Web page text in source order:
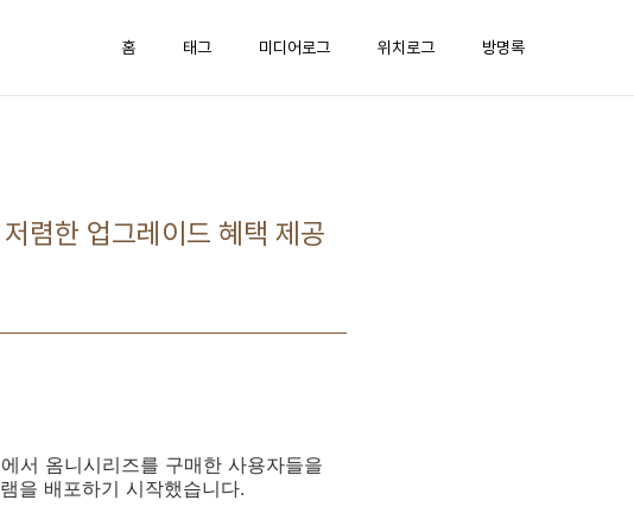
홈 태그 미디어로그 위치로그 방명록
렴한 업그레이드 혜택 제공
서 옴니시리즈를 구매한 사용자들을
을 배포하기 시작했습니다.